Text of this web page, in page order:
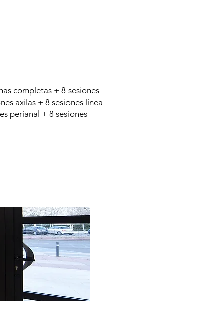
completas + 8 sesiones
axilas + 8 sesiones línea
perianal + 8 sesiones